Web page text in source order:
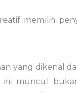
memilih
yang dikenal
ini muncul